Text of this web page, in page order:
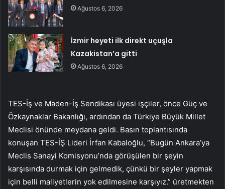
Ağustos 6, 2026
İzmir heyeti ilk direkt uçuşla
Kazakistan’a gitti
Ağustos 6, 2026
TES-İş ve Maden-İş Sendikası üyesi işçiler, önce Güç ve
Özkaynaklar Bakanlığı, ardından da Türkiye Büyük Millet
Meclisi önünde meydana geldi. Basın toplantısında
konuşan TES-İŞ Lideri İrfan Kabaloğlu, “Bugün Ankara’ya
Meclis Sanayi Komisyonu’nda görüşülen bir şeyin
karşısında durmak için gelmedik, çünkü bir şeyler yapmak
için belli maliyetlerin yok edilmesine karşıyız.” üretmekten